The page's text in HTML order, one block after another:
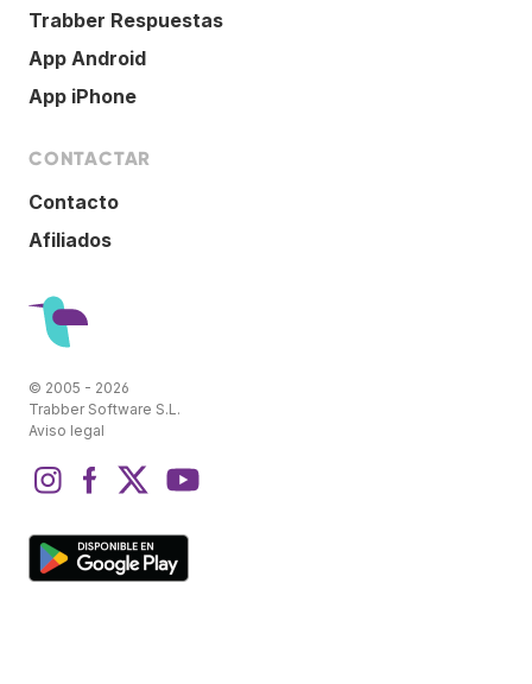
Trabber Respuestas
App Android
App iPhone
CONTACTAR
Contacto
Afiliados
© 2005 - 2026
Trabber Software S.L.
Aviso legal